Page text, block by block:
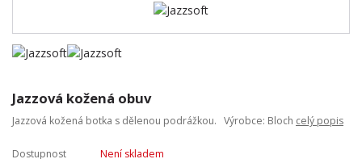
Jazzová kožená obuv
Jazzová kožená botka s dělenou podrážkou. Výrobce: Bloch celý popis
Dostupnost
Není skladem